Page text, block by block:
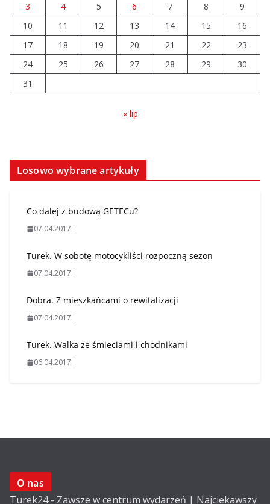
3
4 5 6 7 8
9
10
11 12 13 14 15
16
17
18 19 20 21 22
23
24
25 26 27 28 29
30
31
« lip
Losowo wybrane artykuły
Co dalej z budową GETECu?
07.04.2017
Turek. W sobotę motocykliści rozpoczną sezon
07.04.2017
Dobra. Z mieszkańcami o rewitalizacji
07.04.2017
Turek. Walka ze śmieciami i chodnikami
06.04.2017
O nas
Turek24 - Zawsze w centrum wydarzeń | Najciekawszy